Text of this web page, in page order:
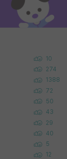
10
274
1388
72
50
43
29
40
5
12